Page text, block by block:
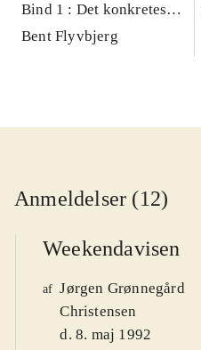
Bind 1 : Det konkretes
videnskab
Bent Flyvbjerg
Anmeldelser (12)
Weekendavisen
af Jørgen Grønnegård
Christensen
d. 8. maj 1992